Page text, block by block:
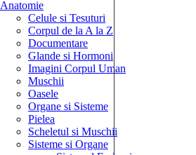
Anatomie
Celule si Tesuturi
Corpul de la A la Z
Documentare
Glande si Hormoni
Imagini Corpul Uman
Muschii
Oasele
Organe si Sisteme
Pielea
Scheletul si Muschii
Sisteme si Organe